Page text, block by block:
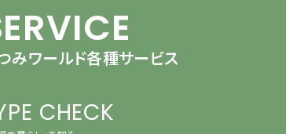
みワールド各種サービス
CHECK